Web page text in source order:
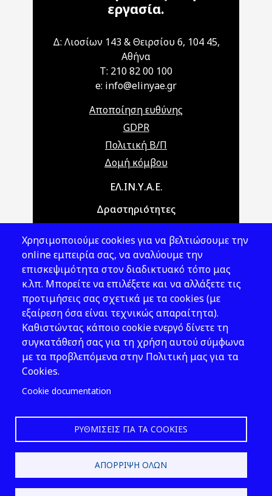
εργασία.
Δ: Λιοσίων 143 & Θειρσίου 6, 104 45,
Αθήνα
T: 210 82 00 100
e: info@elinyae.gr
Αποποίηση ευθύνης
GDPR
Πολιτική Β/Π
Δομή κόμβου
Main navigationΕΛ.ΙΝ.Υ.Α.Ε.
Δραστηριότητες
Νομοθεσία
Εκδόσεις
Νέα - Εκδηλώσεις
Ακολουθήστε μας
Χρησιμοποιούμε cookies για να βελτιώσουμε την
online εμπειρία σας, να αναλύουμε την
επισκεψιμότητα στον διαδικτυακό τόπο μας
κ.λπ. Μπορείτε να επιλέξετε και να αλλάξετε τις
προτιμήσεις σας σχετικά με τα cookies (με
εξαίρεση όσα είναι τεχνικώς απαραίτητα).
Καθιστώντας κάποιο cookie ενεργό δίνετε τη
συγκατάθεσή σας για τη χρήση αυτού σύμφωνα
με τα προβλεπόμενα στην Πολιτική μας για τα
Cookies.
Cookie documentation
ΡΥΘΜΊΣΕΙΣ ΓΙΑ ΤΑ COOKIES
ΑΠΌΡΡΙΨΗ ΌΛΩΝ
2026 © ΕΛ.ΙΝ.Υ.Α.Ε.
Design & Development by